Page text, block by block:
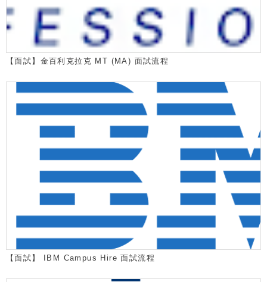
【面試】金百利克拉克 MT (MA) 面試流程
【面試】 IBM Campus Hire 面試流程